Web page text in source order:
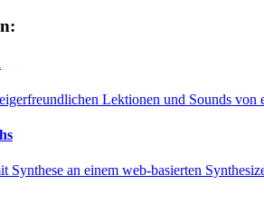
Lektionen und Sounds
Synthese an einem web-basierten